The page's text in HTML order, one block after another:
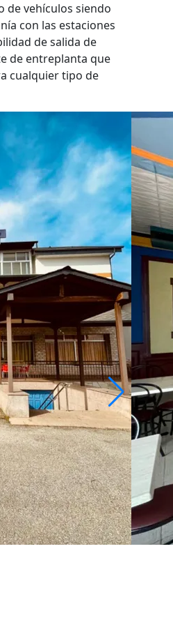
de vehículos siendo
con las estaciones
de salida de
de entreplanta que
cualquier tipo de